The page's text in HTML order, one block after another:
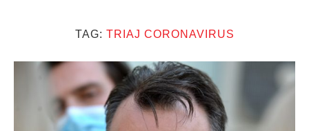
TAG: TRIAJ CORONAVIRUS